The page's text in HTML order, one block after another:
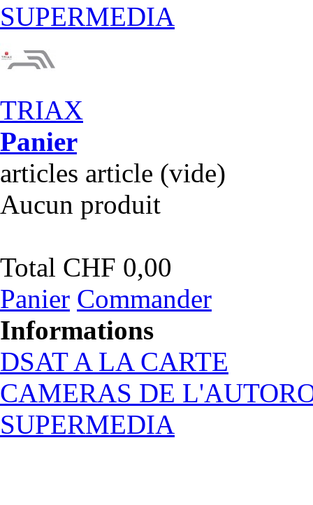
SUPERMEDIA
TRIAX
Panier
articles article (vide)
Aucun produit
Total CHF 0,00
Panier Commander
Informations
DSAT A LA CARTE
CAMERAS DE
SUPERMEDIA